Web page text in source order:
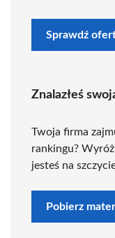
Sprawdź
Znalazłeś
Twoja firma
rankingu?
jesteś na
Pobierz